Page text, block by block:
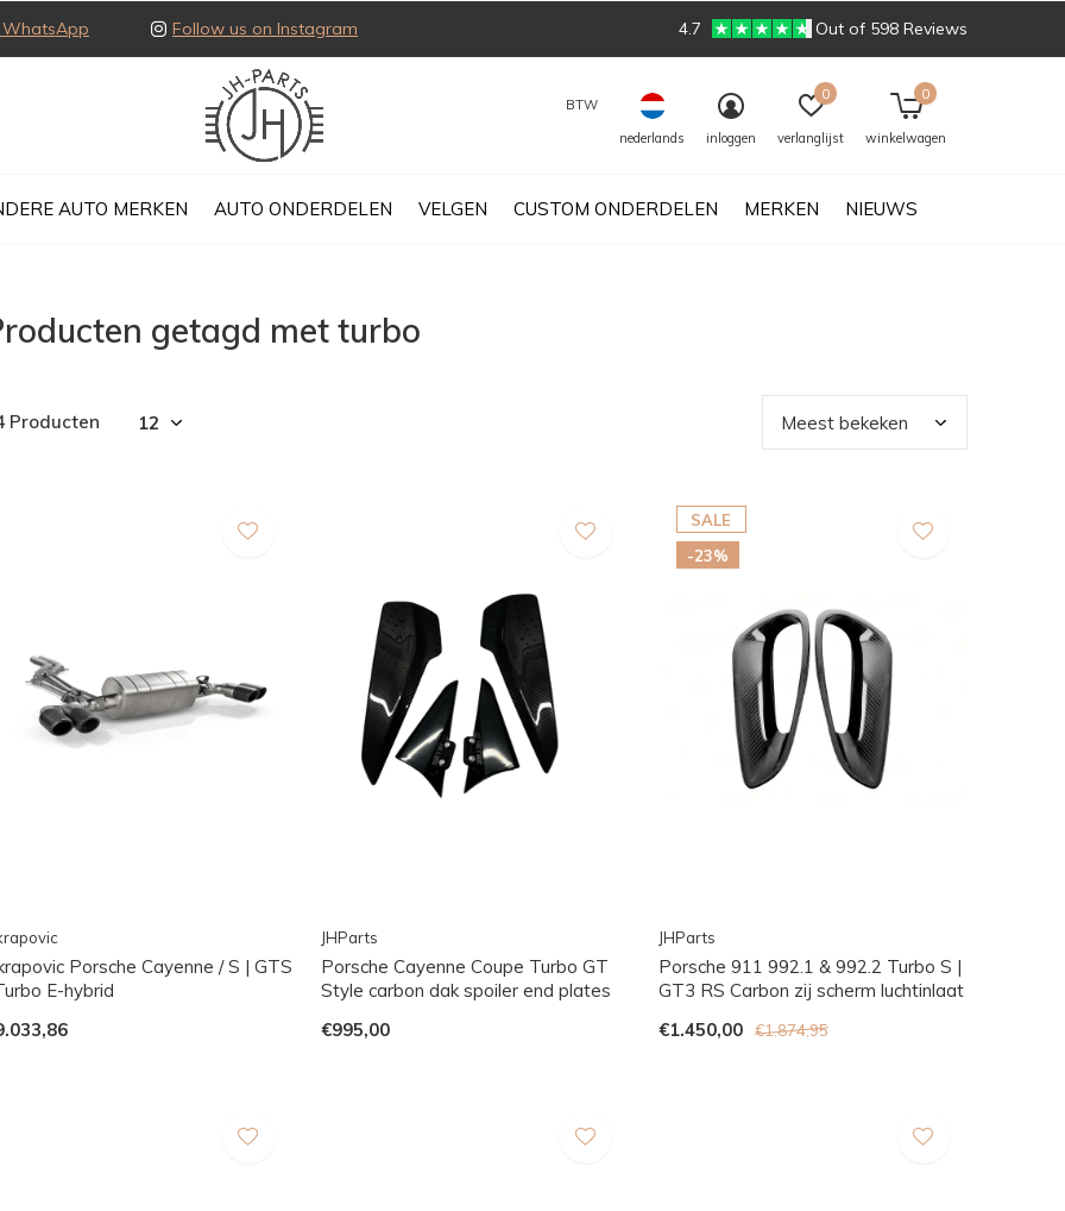
AUTO MERKEN AUTO ONDERDELEN VELGEN CUSTOM ONDERDELEN MERKEN NIEUWS
BTW
nederlands
inloggen verlanglijst
0
winkelwagen
0
Follow us on Instagram 4.7 Out of 598 Reviews
getagd met turbo
Producten
Porsche Cayenne / S | GTS
E-hybrid
JHParts
Porsche Cayenne Coupe Turbo GT
Style carbon dak spoiler end plates
€995,00
SALE
-23%
JHParts
Porsche 911 992.1 & 992.2 Turbo S |
GT3 RS Carbon zij scherm luchtinlaat
€1.450,00
€1.874,95